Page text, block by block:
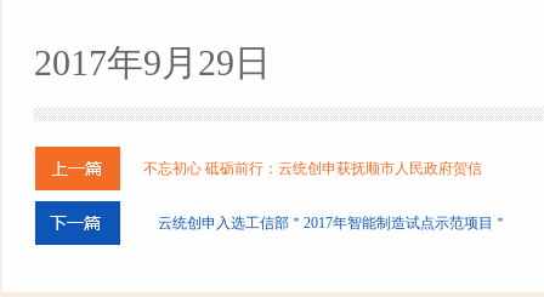
2017年9月29日
不忘初心 砥砺前行：云统创申获抚顺市人民政府贺信
云统创申入选工信部＂2017年智能制造试点示范项目＂